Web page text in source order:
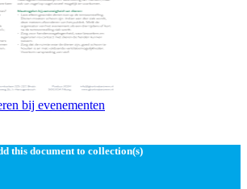
bij evenementen
this document to collection(s)